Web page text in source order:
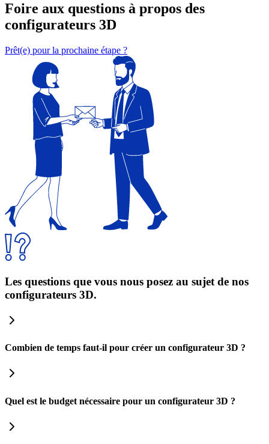
Foire aux questions à propos des
configurateurs 3D
Prêt(e) pour la prochaine étape ?
Les questions que vous nous posez au sujet de nos
configurateurs 3D.
Combien de temps faut-il pour créer un configurateur 3D ?
Divers facteurs peuvent influencer le temps de
Quel est le budget nécessaire pour un configurateur 3D ?
Nous réalisons une étude complète de votre projet,